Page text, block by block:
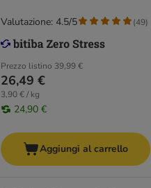
Prezzo listino 39,99 €
26,49 €
3,90 € / kg
24,90 €
Valutazione: 4.5/5 (49)
Aggiungi al carrello